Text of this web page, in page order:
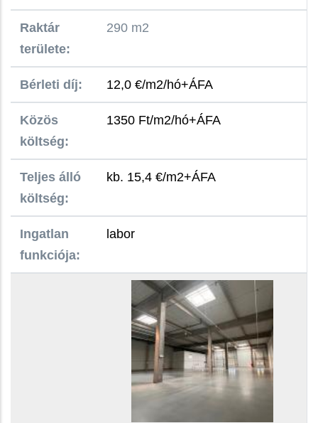
Raktár
területe:
290 m2
Bérleti díj: 12,0 €/m2/hó+ÁFA
Közös
költség:
1350 Ft/m2/hó+ÁFA
Teljes álló
költség:
kb. 15,4 €/m2+ÁFA
Ingatlan
funkciója:
labor